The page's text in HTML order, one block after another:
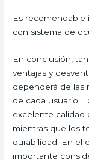
Es recomendable
con sistema de
En conclusión,
ventajas y
dependerá de las
de cada usuario.
excelente calidad
mientras que los
durabilidad. En el
importante